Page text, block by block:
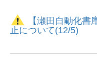
【瀬田自動化書
止について(12/5)